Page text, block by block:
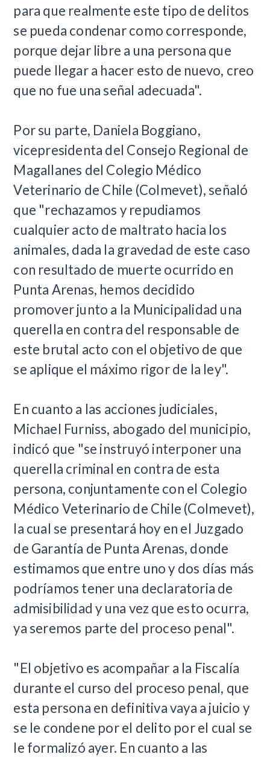
para que realmente este tipo de delitos
se pueda condenar como corresponde,
porque dejar libre a una persona que
puede llegar a hacer esto de nuevo, creo
que no fue una señal adecuada".
Por su parte, Daniela Boggiano,
vicepresidenta del Consejo Regional de
Magallanes del Colegio Médico
Veterinario de Chile (Colmevet), señaló
que "rechazamos y repudiamos
cualquier acto de maltrato hacia los
animales, dada la gravedad de este caso
con resultado de muerte ocurrido en
Punta Arenas, hemos decidido
promover junto a la Municipalidad una
querella en contra del responsable de
este brutal acto con el objetivo de que
se aplique el máximo rigor de la ley".
En cuanto a las acciones judiciales,
Michael Furniss, abogado del municipio,
indicó que "se instruyó interponer una
querella criminal en contra de esta
persona, conjuntamente con el Colegio
Médico Veterinario de Chile (Colmevet),
la cual se presentará hoy en el Juzgado
de Garantía de Punta Arenas, donde
estimamos que entre uno y dos días más
podríamos tener una declaratoria de
admisibilidad y una vez que esto ocurra,
ya seremos parte del proceso penal".
"El objetivo es acompañar a la Fiscalía
durante el curso del proceso penal, que
esta persona en definitiva vaya a juicio y
se le condene por el delito por el cual se
le formalizó ayer. En cuanto a las